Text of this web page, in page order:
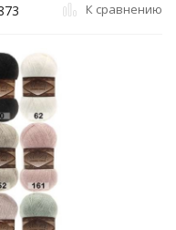
К сравнению